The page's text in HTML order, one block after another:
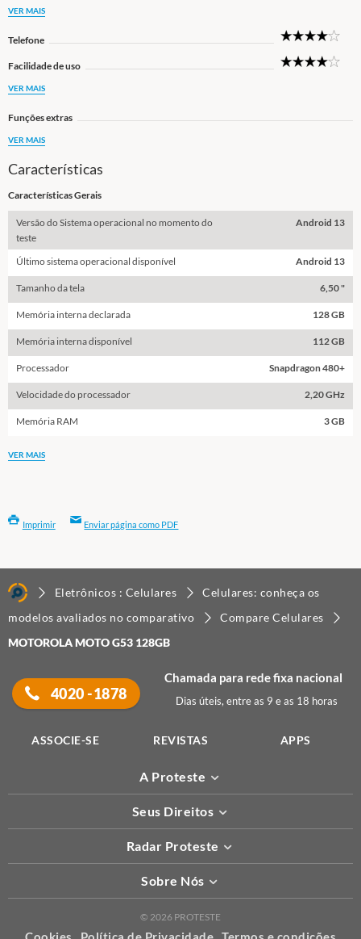
VER MAIS
Telefone
Facilidade de uso
VER MAIS
Funções extras
VER MAIS
Características
Características Gerais
Versão do Sistema operacional no momento do
teste
Android 13
Último sistema operacional disponível Android 13
Tamanho da tela 6,50 "
Memória interna declarada 128 GB
Memória interna disponível 112 GB
Processador Snapdragon 480+
Velocidade do processador 2,20 GHz
Memória RAM 3 GB
VER MAIS
Imprimir Enviar página como PDF
Eletrônicos : Celulares
Celulares: conheça os
modelos avaliados no comparativo
Compare Celulares
MOTOROLA MOTO G53 128GB
4020 -1878
Chamada para rede fixa nacional
Dias úteis, entre as 9 e as 18 horas
ASSOCIE-SE REVISTAS APPS
A Proteste
Seus Direitos
Radar Proteste
Sobre Nós
© 2026 PROTESTE